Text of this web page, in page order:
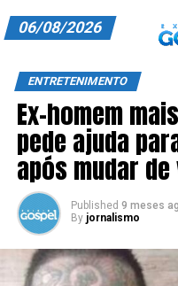
ANUNCIE CONOSCO
ASSINE
CARRINHO
EDITORIAL
ENTREVISTAS
06/08/2026
ENTRETENIMENTO
Ex-homem
pede ajuda
após mudar
Published 9 meses
By jornalismo